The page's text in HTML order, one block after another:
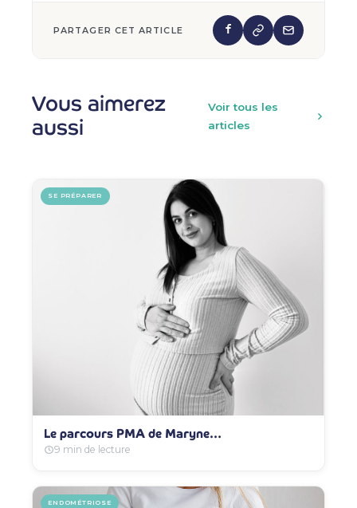
PARTAGER CET ARTICLE
Vous aimerez
aussi
Voir tous les
articles
SE PRÉPARER
Le parcours PMA de Maryne…
9 min de lecture
ENDOMÉTRIOSE